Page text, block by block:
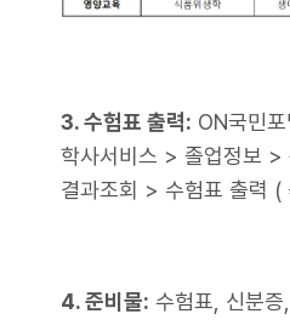
3. 수험표 출력: ON국민
학사서비스 > 졸업정보 >
결과조회 > 수험표 출력 (
4. 준비물: 수험표, 신분증